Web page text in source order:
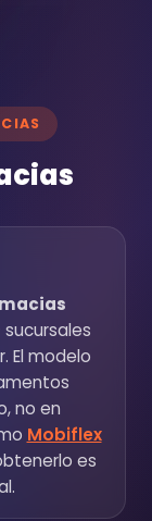
sucursales
El modelo
no en
Mobiflex
es